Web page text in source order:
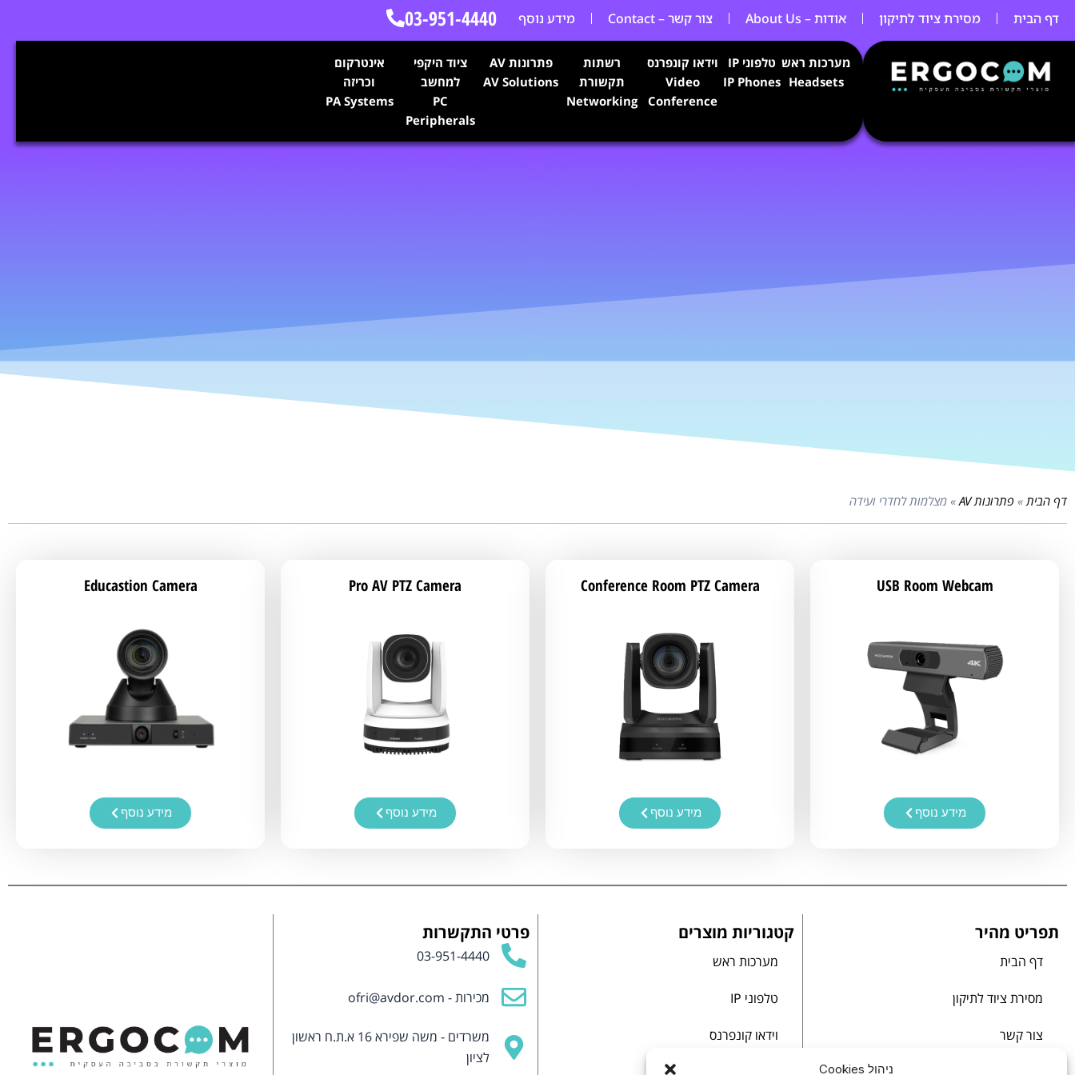
ניהול Cookies
דף הבית מסירת ציוד לתיקון אודות – About Us צור קשר – Contact מידע נוסף 03-951-4440
מערכות ראש
Headsets
טלפוני IP
IP Phones
וידאו קונפרנס
Video
Conference
רשתות
תקשורת
Networking
פתרונות AV
AV Solutions
ציוד היקפי
למחשב
PC
Peripherals
אינטרקום
וכריזה
PA Systems
דף הבית» פתרונות AV » מצלמות לחדרי ועידה
USB Room Webcam
מידע נוסף
Conference Room PTZ Camera
מידע נוסף
Pro AV PTZ Camera
מידע נוסף
Educastion Camera
מידע נוסף
תפריט מהיר
דף הבית
מסירת ציוד לתיקון
צור קשר
קטגוריות מוצרים
מערכות ראש
טלפוני IP
וידאו קונפרנס
פרטי התקשרות
03-951-4440
מכירות - ofri@avdor.com
משרדים - משה שפירא 16 א.ת.ח ראשון
לציון